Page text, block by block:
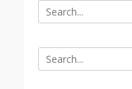
e
r
c
Search
for: